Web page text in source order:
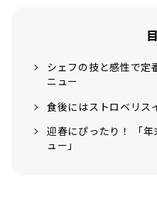
シェフの技と感性で定
ニュー
食後にはストロベリス
迎春にぴったり！ 「
ュー」